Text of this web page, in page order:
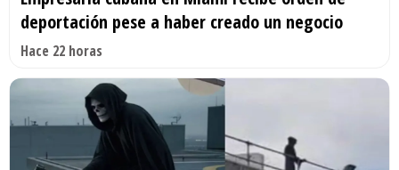
deportación pese a haber creado un negocio
Hace 22 horas